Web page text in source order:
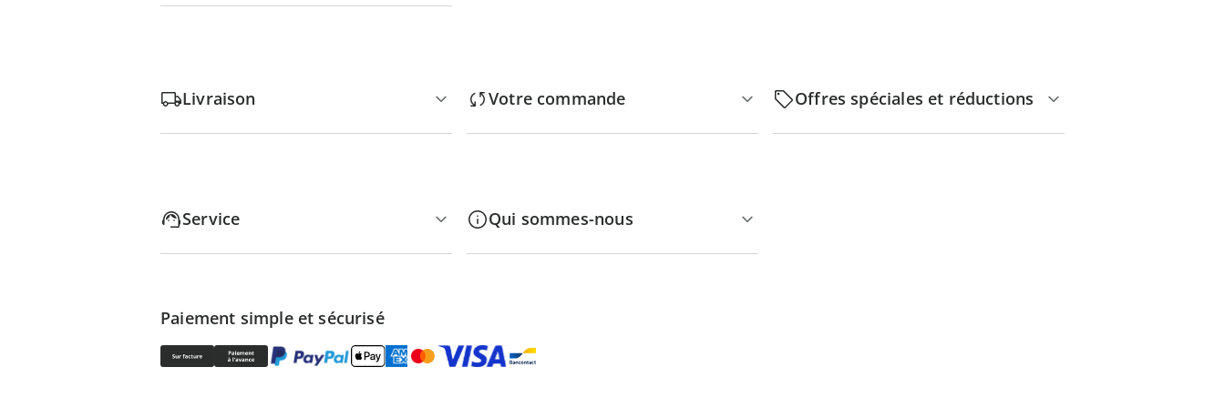
Livraison Votre commande Offres spéciales et réductions
Service Qui sommes-nous
Paiement simple et sécurisé